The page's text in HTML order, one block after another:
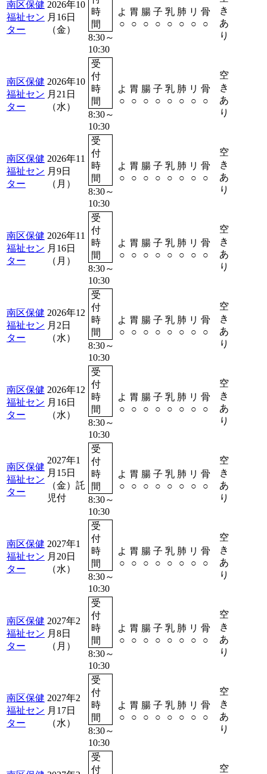
南区保健
福祉セン
ター
2026年10
月16日
（金）
時
間
8:30～
10:30
よ
○
胃
○
腸
○
子
○
乳
○
肺
○
リ
○
骨
○
き
あ
り
南区保健
福祉セン
ター
2026年10
月21日
（水）
受
付
時
間
8:30～
10:30
よ
○
胃
○
腸
○
子
○
乳
○
肺
○
リ
○
骨
○
空
き
あ
り
南区保健
福祉セン
ター
2026年11
月9日
（月）
受
付
時
間
8:30～
10:30
よ
○
胃
○
腸
○
子
○
乳
○
肺
○
リ
○
骨
○
空
き
あ
り
南区保健
福祉セン
ター
2026年11
月16日
（月）
受
付
時
間
8:30～
10:30
よ
○
胃
○
腸
○
子
○
乳
○
肺
○
リ
○
骨
○
空
き
あ
り
南区保健
福祉セン
ター
2026年12
月2日
（水）
受
付
時
間
8:30～
10:30
よ
○
胃
○
腸
○
子
○
乳
○
肺
○
リ
○
骨
○
空
き
あ
り
南区保健
福祉セン
ター
2026年12
月16日
（水）
受
付
時
間
8:30～
10:30
よ
○
胃
○
腸
○
子
○
乳
○
肺
○
リ
○
骨
○
空
き
あ
り
南区保健
福祉セン
ター
2027年1
月15日
（金） 託
児付
受
付
時
間
8:30～
10:30
よ
○
胃
○
腸
○
子
○
乳
○
肺
○
リ
○
骨
○
空
き
あ
り
南区保健
福祉セン
ター
2027年1
月20日
（水）
受
付
時
間
8:30～
10:30
よ
○
胃
○
腸
○
子
○
乳
○
肺
○
リ
○
骨
○
空
き
あ
り
南区保健
福祉セン
ター
2027年2
月8日
（月）
受
付
時
間
8:30～
10:30
よ
○
胃
○
腸
○
子
○
乳
○
肺
○
リ
○
骨
○
空
き
あ
り
南区保健
福祉セン
ター
2027年2
月17日
（水）
受
付
時
間
8:30～
10:30
よ
○
胃
○
腸
○
子
○
乳
○
肺
○
リ
○
骨
○
空
き
あ
り
受
付
空